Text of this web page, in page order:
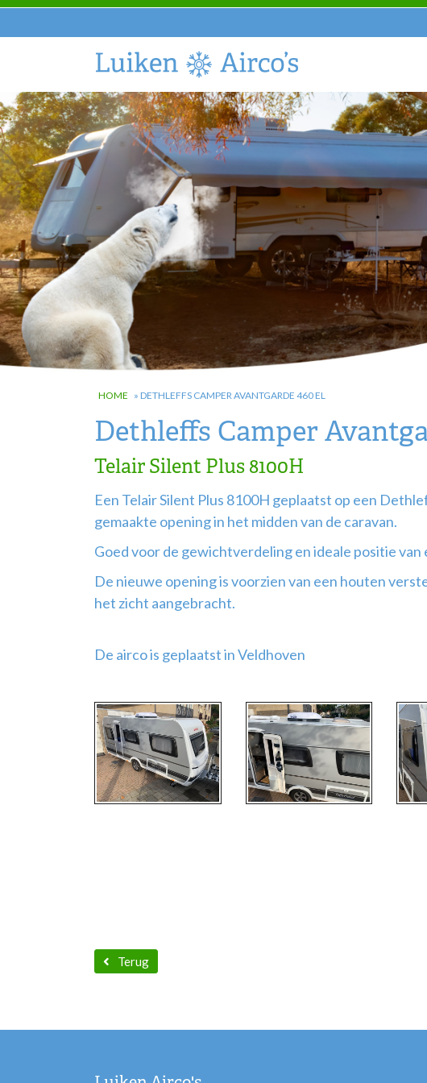
HOME » DETHLEFFS CAMPER AVANTGARDE 460 EL
Dethleffs Camper
Telair Silent Plus 8100H
Een Telair Silent Plus 8100H geplaatst op een
gemaakte opening in het midden van de caravan.
Goed voor de gewichtverdeling en ideale positie van
De nieuwe opening is voorzien van een houten
het zicht aangebracht.
De airco is geplaatst in Veldhoven
Terug